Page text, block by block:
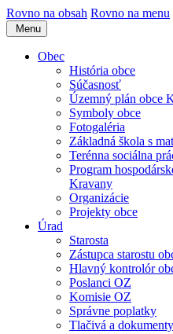
Rovno na obsah Rovno na menu
Menu
Obec
História obce
Súčasnosť
Územný plán obce
Symboly obce
Fotogaléria
Základná škola s
Terénna sociálna
Program
Kravany
Organizácie
Projekty obce
Úrad
Starosta
Zástupca starostu
Hlavný kontrolór
Poslanci OZ
Komisie OZ
Správne poplatky
Tlačivá a dokumenty